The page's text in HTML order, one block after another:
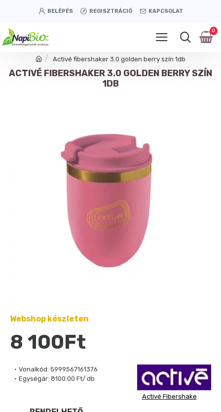
BELÉPÉS REGISZTRÁCIÓ KAPCSOLAT
0
Activé fibershaker 3.0 golden berry szín 1db
ACTIVÉ FIBERSHAKER 3.0 GOLDEN BERRY SZÍN
1DB
Vonalkód: 5999567161376
Egységár: 8100.00 Ft/ db
Activé Fibershake
Webshop készleten
8 100Ft